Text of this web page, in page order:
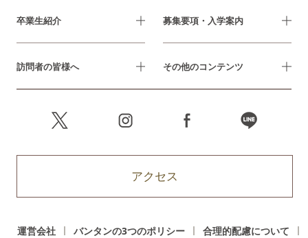
卒業生紹介 募集要項・入学案内
訪問者の皆様へ その他のコンテンツ
アクセス
運営会社 バンタンの3つのポリシー
合理的配慮について